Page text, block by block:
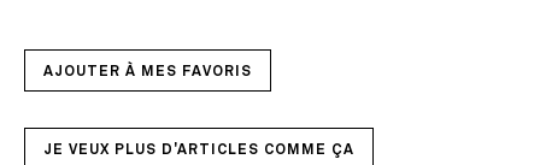
AJOUTER À MES FAVORIS
JE VEUX PLUS D'ARTICLES COMME ÇA